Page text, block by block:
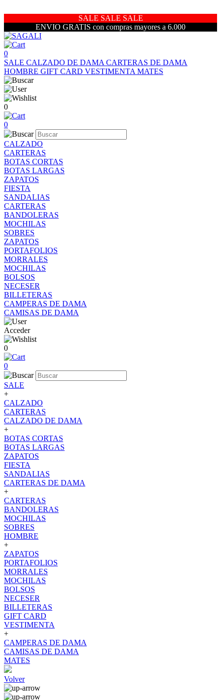
SALE SALE SALE
ENVIO GRATIS con compras mayores a 6.000
0
SALE CALZADO DE DAMA CARTERAS DE DAMA
HOMBRE GIFT CARD VESTIMENTA MATES
0
0
CALZADO
CARTERAS
BOTAS CORTAS
BOTAS LARGAS
ZAPATOS
FIESTA
SANDALIAS
CARTERAS
BANDOLERAS
MOCHILAS
SOBRES
ZAPATOS
PORTAFOLIOS
MORRALES
MOCHILAS
BOLSOS
NECESER
BILLETERAS
CAMPERAS DE DAMA
CAMISAS DE DAMA
Acceder
0
0
SALE
+
CALZADO
CARTERAS
CALZADO DE DAMA
+
BOTAS CORTAS
BOTAS LARGAS
ZAPATOS
FIESTA
SANDALIAS
CARTERAS DE DAMA
+
CARTERAS
BANDOLERAS
MOCHILAS
SOBRES
HOMBRE
+
ZAPATOS
PORTAFOLIOS
MORRALES
MOCHILAS
BOLSOS
NECESER
BILLETERAS
GIFT CARD
VESTIMENTA
+
CAMPERAS DE DAMA
CAMISAS DE DAMA
MATES
Volver